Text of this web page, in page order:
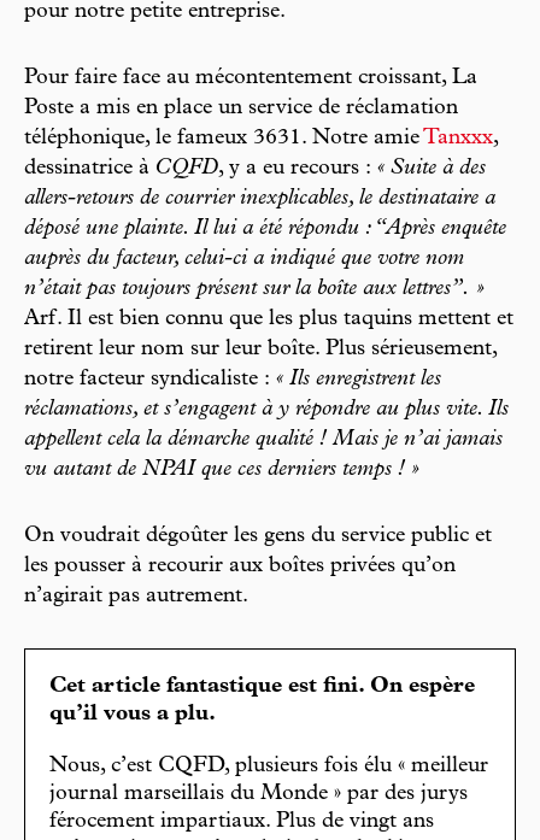
pour notre petite entreprise.
Pour faire face au mécontentement croissant, La
Poste a mis en place un service de réclamation
téléphonique, le fameux 3631. Notre amie Tanxxx,
dessinatrice à CQFD, y a eu recours : « Suite à des
allers-retours de courrier inexplicables, le destinataire a
déposé une plainte. Il lui a été répondu : “Après enquête
auprès du facteur, celui-ci a indiqué que votre nom
n’était pas toujours présent sur la boîte aux lettres”. »
Arf. Il est bien connu que les plus taquins mettent et
retirent leur nom sur leur boîte. Plus sérieusement,
notre facteur syndicaliste : « Ils enregistrent les
réclamations, et s’engagent à y répondre au plus vite. Ils
appellent cela la démarche qualité ! Mais je n’ai jamais
vu autant de NPAI que ces derniers temps ! »
On voudrait dégoûter les gens du service public et
les pousser à recourir aux boîtes privées qu’on
n’agirait pas autrement.
Cet article fantastique est fini. On espère
qu’il vous a plu.
Nous, c’est CQFD, plusieurs fois élu « meilleur
journal marseillais du Monde » par des jurys
férocement impartiaux. Plus de vingt ans